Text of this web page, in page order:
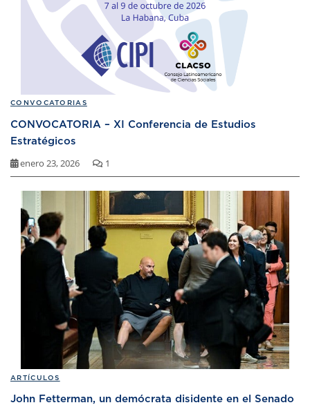
CONVOCATORIAS
CONVOCATORIA – XI Conferencia de Estudios
Estratégicos
enero 23, 2026 1
ARTÍCULOS
John Fetterman, un demócrata disidente en el Senado